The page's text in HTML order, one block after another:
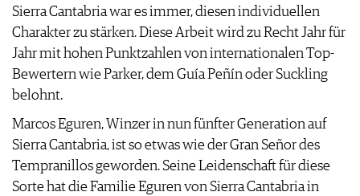
Sierra Cantabria war es immer, diesen individuellen
Charakter zu stärken. Diese Arbeit wird zu Recht Jahr für
Jahr mit hohen Punktzahlen von internationalen Top-
Bewertern wie Parker, dem Guía Peñín oder Suckling
belohnt.
Marcos Eguren, Winzer in nun fünfter Generation auf
Sierra Cantabria, ist so etwas wie der Gran Señor des
Tempranillos geworden. Seine Leidenschaft für diese
Sorte hat die Familie Eguren von Sierra Cantabria in